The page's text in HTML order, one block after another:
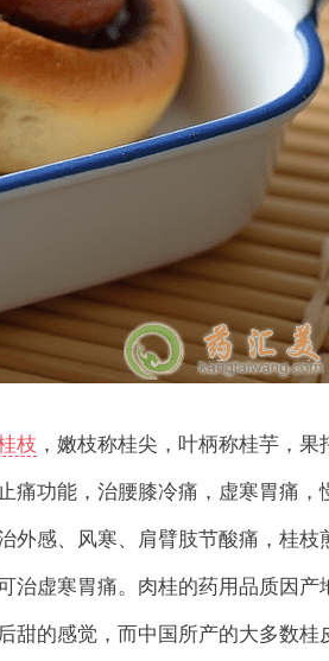
枝 ，嫩枝称桂尖，叶柄称桂芋，果
痛功能，治腰膝冷痛，虚寒胃痛，
外感、风寒、肩臂肢节酸痛，桂枝
治虚寒胃痛。肉桂的药用品质因产
甜的感觉，而中国所产的大多数桂